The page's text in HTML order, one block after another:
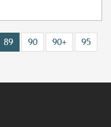
89 90 90+
95